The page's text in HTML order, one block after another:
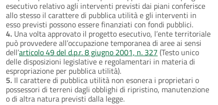
esecutivo relativo agli interventi previsti dai piani conferisce
allo stesso il carattere di pubblica utilità e gli interventi in
esso previsti possono essere finanziati con fondi pubblici.
4. Una volta approvato il progetto esecutivo, l’ente territoriale
può provvedere all’occupazione temporanea di aree ai sensi
dell’articolo 49 del d.p.r. 8 giugno 2001, n. 327 (Testo unico
delle disposizioni legislative e regolamentari in materia di
espropriazione per pubblica utilità).
5. Il carattere di pubblica utilità non esonera i proprietari o
possessori di terreni dagli obblighi di ripristino, manutenzione
o di altra natura previsti dalla legge.